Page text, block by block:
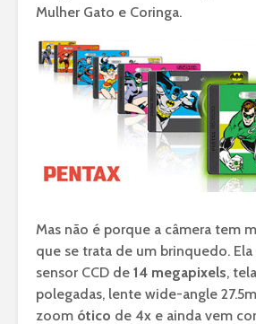
Mulher Gato e Coringa.
Mas não é porque a câmera tem
que se trata de um brinquedo.
sensor CCD de 14 megapixels,
polegadas, lente wide-angle
zoom ótico de 4x e ainda vem